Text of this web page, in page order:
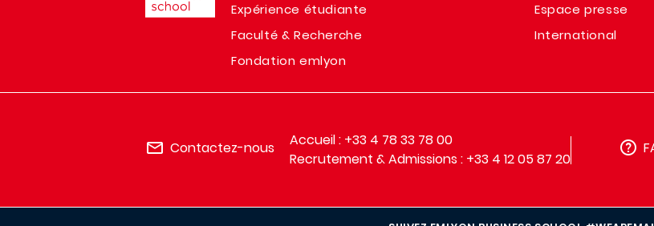
Expérience étudiante
Faculté & Recherche
Fondation emlyon
Espace presse
International
Contactez-nous
Accueil : +33 4 78 33 78 00
Recrutement & Admissions : +33 4 12 05 87 20